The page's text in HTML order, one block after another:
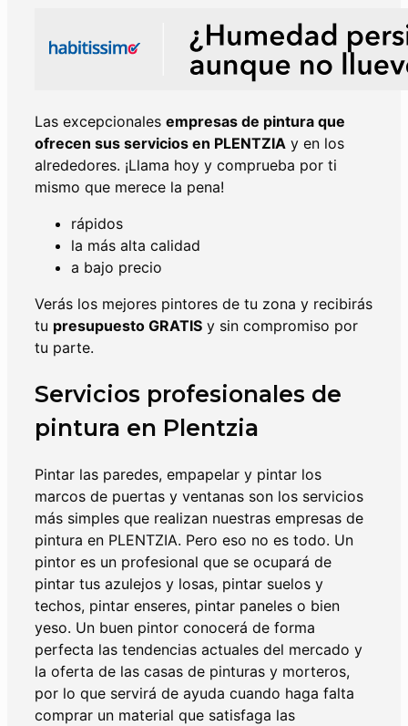
Las excepcionales empresas de pintura que
ofrecen sus servicios en PLENTZIA y en los
alrededores. ¡Llama hoy y comprueba por ti
mismo que merece la pena!
rápidos
la más alta calidad
a bajo precio
Verás los mejores pintores de tu zona y recibirás
tu presupuesto GRATIS y sin compromiso por
tu parte.
Servicios profesionales de
pintura en Plentzia
Pintar las paredes, empapelar y pintar los
marcos de puertas y ventanas son los servicios
más simples que realizan nuestras empresas de
pintura en PLENTZIA. Pero eso no es todo. Un
pintor es un profesional que se ocupará de
pintar tus azulejos y losas, pintar suelos y
techos, pintar enseres, pintar paneles o bien
yeso. Un buen pintor conocerá de forma
perfecta las tendencias actuales del mercado y
la oferta de las casas de pinturas y morteros,
por lo que servirá de ayuda cuando haga falta
comprar un material que satisfaga las